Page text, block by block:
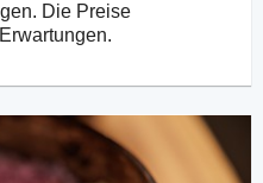
Die Preise